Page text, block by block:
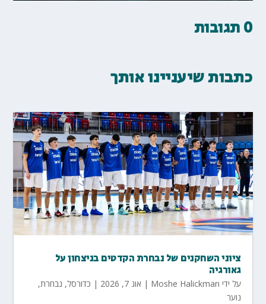
0 תגובות
כתבות שיעניינו אותך
ציוני השחקנים של נבחרת הקדטים בניצחון על
גאורגיה
על ידי Moshe Halickman
| אוג 7, 2026 | כדורסל, נבחרת,
נוער